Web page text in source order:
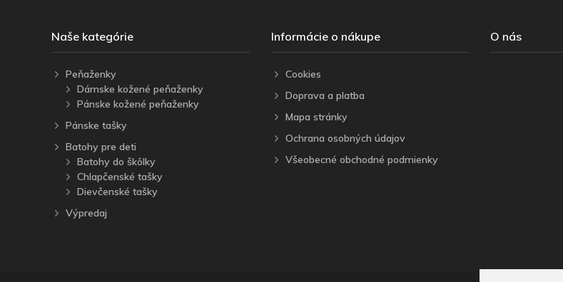
Naše kategórie
Peňaženky
Dámske kožené peňaženky
Pánske kožené peňaženky
Pánske tašky
Batohy pre deti
Batohy do škôlky
Chlapčenské tašky
Dievčenské tašky
Výpredaj
Informácie o nákupe
Cookies
Doprava a platba
Mapa stránky
Ochrana osobných údajov
Všeobecné obchodné podmienky
O nás